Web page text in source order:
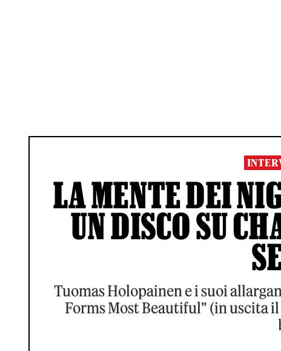
LA MENTE DEI
UN DISCO SU
Tuomas Holopainen e i suoi
Forms Most Beautiful" (in uscita